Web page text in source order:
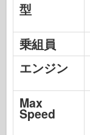
型
乗組員
エンジン
Max
Speed